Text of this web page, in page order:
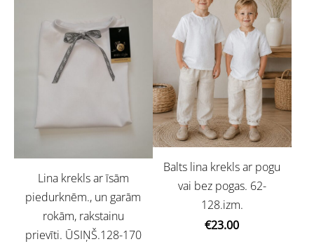
Lina krekls ar īsām
piedurknēm., un garām
rokām, rakstainu
prievīti. ŪSIŅŠ.128-170
Balts lina krekls ar pogu
vai bez pogas. 62-
128.izm.
€23.00